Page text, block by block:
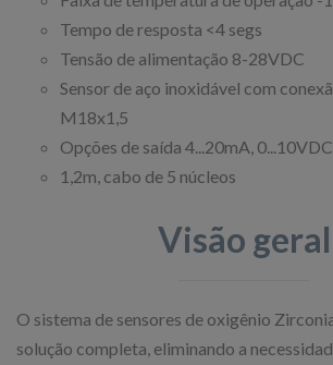
Tempo de resposta <4 segs
Tensão de alimentação 8-28VDC
Sensor de aço inoxidável com
M18x1,5
Opções de saída 4...20mA,
1,2m, cabo de 5 núcleos
Visão geral
O sistema de sensores de oxigênio
solução completa, eliminando a